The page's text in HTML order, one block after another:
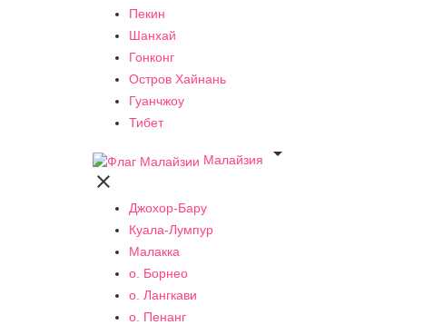
Пекин
Шанхай
Гонконг
Остров Хайнань
Гуанчжоу
Тибет
Малайзия


Джохор-Бару
Куала-Лумпур
Малакка
о. Борнео
о. Лангкави
о. Пенанг